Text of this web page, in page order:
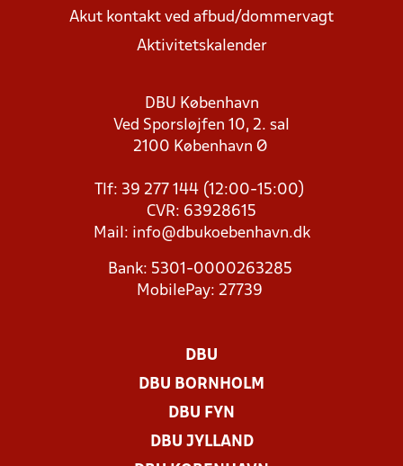
Akut kontakt ved afbud/dommervagt
Aktivitetskalender
DBU København
Ved Sporsløjfen 10, 2. sal
2100 København Ø
Tlf: 39 277 144 (12:00-15:00)
CVR: 63928615
Mail: info@dbukoebenhavn.dk
Bank: 5301-0000263285
MobilePay: 27739
DBU
DBU BORNHOLM
DBU FYN
DBU JYLLAND